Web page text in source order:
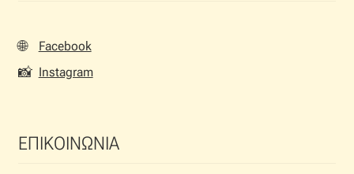
🌐 Facebook
📸 Instagram
ΕΠΙΚΟΙΝΩΝΙΑ